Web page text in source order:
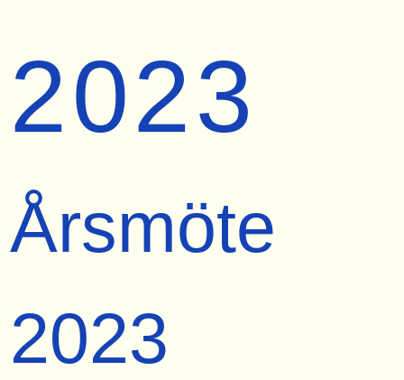
2023
Årsmöte
2023